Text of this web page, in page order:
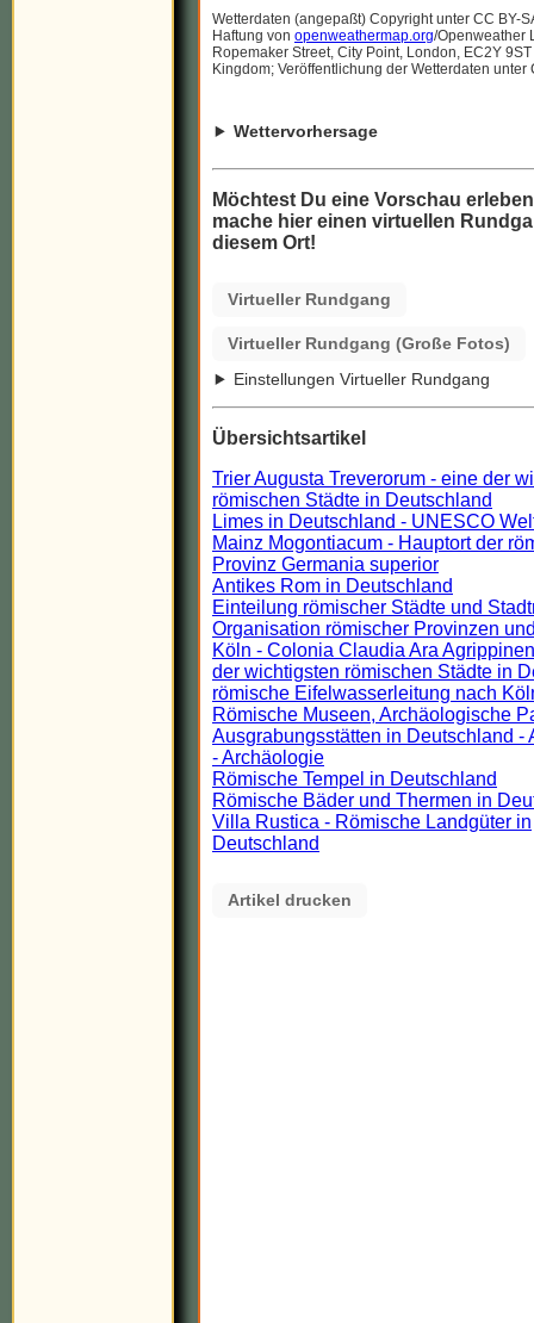
Wetterdaten (angepaßt) Copyright unter CC BY-
Haftung von openweathermap.org/Openweather
Ropemaker Street, City Point, London, EC2Y
Kingdom; Veröffentlichung der Wetterdaten unter
Wettervorhersage
Möchtest Du eine Vorschau
mache hier einen virtuellen
diesem Ort!
Virtueller Rundgang
Virtueller Rundgang (Große Fotos)
Einstellungen Virtueller Rundgang
Übersichtsartikel
Trier Augusta Treverorum - eine der
römischen Städte in Deutschland
Limes in Deutschland - UNESCO
Mainz Mogontiacum - Hauptort der
Provinz Germania superior
Antikes Rom in Deutschland
Einteilung römischer Städte und
Organisation römischer Provinzen
Köln - Colonia Claudia Ara
der wichtigsten römischen Städte in
römische Eifelwasserleitung nach
Römische Museen, Archäologische
Ausgrabungsstätten in Deutschland -
- Archäologie
Römische Tempel in Deutschland
Römische Bäder und Thermen in
Villa Rustica - Römische Landgüter in
Deutschland
Artikel drucken